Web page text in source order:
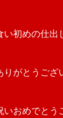
初めの仕出
がとうござ
おめでとう